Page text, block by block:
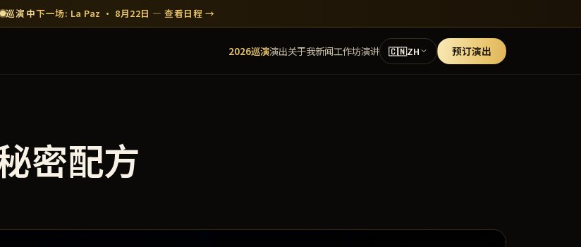
巡演中下一场: La Paz · 8月22日 — 查看日程 →
2026巡演演出关于我新闻工作坊演讲 🇨🇳ZH 预订演出
密配方